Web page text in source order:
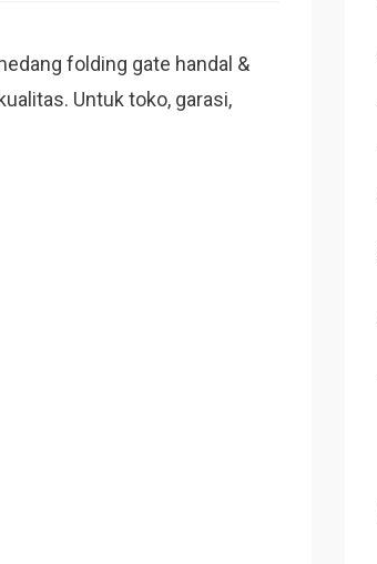
folding gate handal &
Untuk toko, garasi,